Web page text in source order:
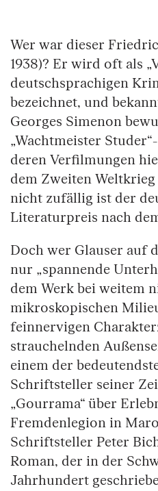
Wer war dieser
1938)? Er wird oft als
deutschsprachigen
bezeichnet, und
Georges Simenon
„Wachtmeister
deren Verfilmungen
dem Zweiten
nicht zufällig ist der
Literaturpreis nach
Doch wer Glauser auf
nur „spannende
dem Werk bei weitem
mikroskopischen
feinnervigen
strauchelnden
einem der
Schriftsteller seiner
„Gourrama“ über
Fremdenlegion in
Schriftsteller Peter
Roman, der in der
Jahrhundert